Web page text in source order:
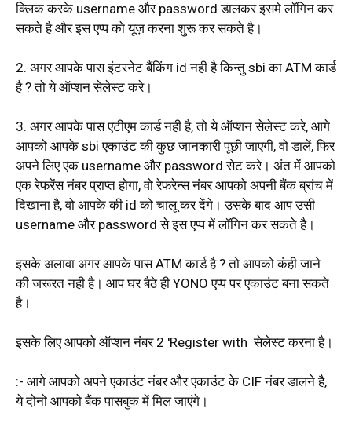
क्लिक करके username और password डालकर इसमे लॉगिन कर
सकते है और इस एप्प को यूज़ करना शुरू कर सकते है।
2. अगर आपके पास इंटरनेट बैंकिंग id नही है किन्तु sbi का ATM कार्ड
है ? तो ये ऑप्शन सेलेस्ट करे।
3. अगर आपके पास एटीएम कार्ड नही है, तो ये ऑप्शन सेलेस्ट करे, आगे
आपको आपके sbi एकाउंट की कुछ जानकारी पूछी जाएगी, वो डालें, फिर
अपने लिए एक username और password सेट करे। अंत में आपको
एक रेफरेंस नंबर प्राप्त होगा, वो रेफरेन्स नंबर आपको अपनी बैंक ब्रांच में
दिखाना है, वो आपके की id को चालू कर देंगे। उसके बाद आप उसी
username और password से इस एप्प में लॉगिन कर सकते है।
इसके अलावा अगर आपके पास ATM कार्ड है ? तो आपको कंही जाने
की जरूरत नही है। आप घर बैठे ही YONO एप्प पर एकाउंट बना सकते
है।
इसके लिए आपको ऑप्शन नंबर 2 'Register with सेलेस्ट करना है।
:- आगे आपको अपने एकाउंट नंबर और एकाउंट के CIF नंबर डालने है,
ये दोनो आपको बैंक पासबुक में मिल जाएंगे।